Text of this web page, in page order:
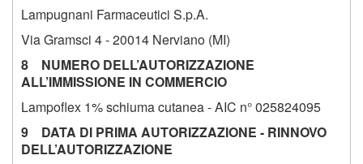
Lampugnani Farmaceutici S.p.A.
Via Gramsci 4 - 20014 Nerviano (MI)
8 NUMERO DELL’AUTORIZZAZIONE
ALL’IMMISSIONE IN COMMERCIO
Lampoflex 1% schiuma cutanea - AIC n° 025824095
9 DATA DI PRIMA AUTORIZZAZIONE - RINNOVO
DELL’AUTORIZZAZIONE